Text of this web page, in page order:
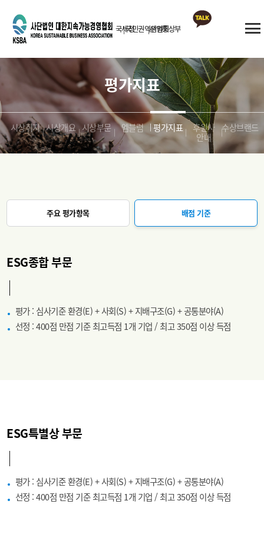
국세청국민권익위원회
산업통상부
평가지표
시상취지 시상개요 시상부문 엠블럼 평가지표 후원사
안내
수상브랜드
주요 평가항목 배점 기준
ESG종합 부문
평가 : 심사기준 환경(E) + 사회(S) + 지배구조(G) + 공통분야(A)
선정 : 400점 만점 기준 최고득점 1개 기업 / 최고 350점 이상 득점
ESG특별상 부문
평가 : 심사기준 환경(E) + 사회(S) + 지배구조(G) + 공통분야(A)
선정 : 400점 만점 기준 최고득점 1개 기업 / 최고 350점 이상 득점